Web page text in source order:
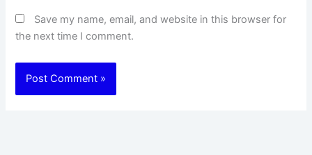
Save my name, email, and website in this browser for
the next time I comment.